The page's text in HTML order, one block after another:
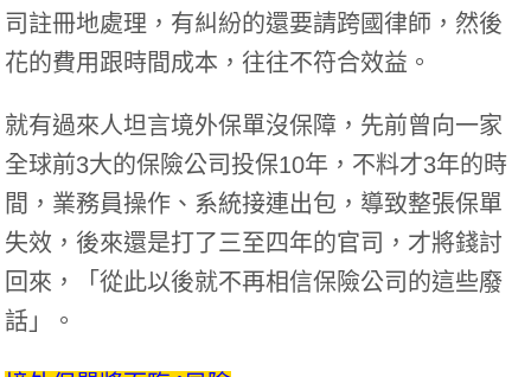
司註冊地處理，有糾紛的還要請跨國律師，然後
花的費用跟時間成本，往往不符合效益。
就有過來人坦言境外保單沒保障，先前曾向一家
全球前3大的保險公司投保10年，不料才3年的時
間，業務員操作、系統接連出包，導致整張保單
失效，後來還是打了三至四年的官司，才將錢討
回來，「從此以後就不再相信保險公司的這些廢
話」。